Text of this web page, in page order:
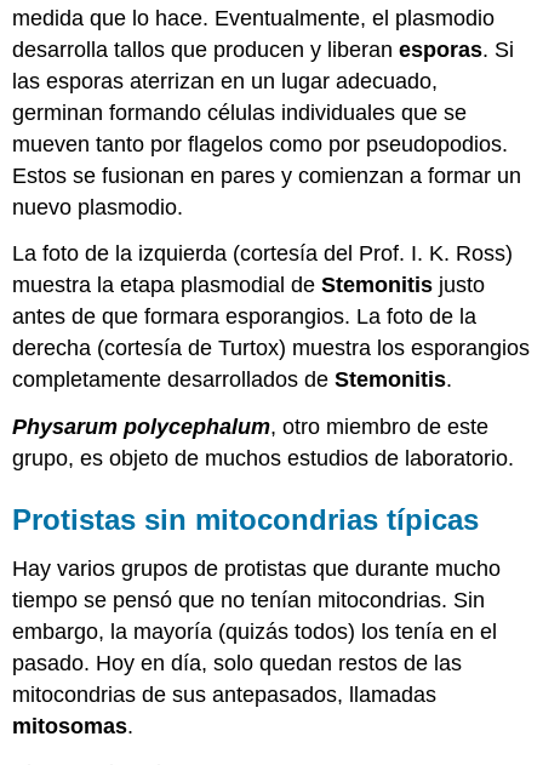
medida que lo hace. Eventualmente, el plasmodio
desarrolla tallos que producen y liberanesporas. Si
las esporas aterrizan en un lugar adecuado,
germinan formando células individuales que se
mueven tanto por flagelos como por pseudopodios.
Estos se fusionan en pares y comienzan a formar un
nuevo plasmodio.
La foto de la izquierda (cortesía del Prof. I. K. Ross)
muestra la etapa plasmodial deStemonitis justo
antes de que formara esporangios. La foto de la
derecha (cortesía de Turtox) muestra los esporangios
completamente desarrollados deStemonitis.
Physarum polycephalum, otro miembro de este
grupo, es objeto de muchos estudios de laboratorio.
Protistas sin mitocondrias típicas
Hay varios grupos de protistas que durante mucho
tiempo se pensó que no tenían mitocondrias. Sin
embargo, la mayoría (quizás todos) los tenía en el
pasado. Hoy en día, solo quedan restos de las
mitocondrias de sus antepasados, llamadas
mitosomas.